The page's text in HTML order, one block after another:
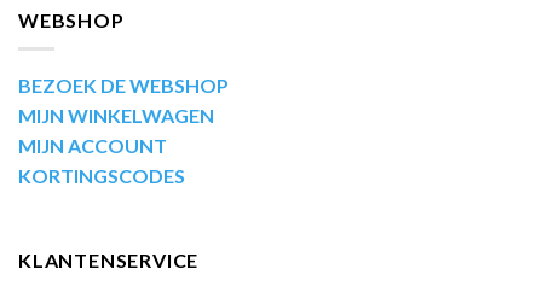
WEBSHOP
BEZOEK DE WEBSHOP
MIJN WINKELWAGEN
MIJN ACCOUNT
KORTINGSCODES
KLANTENSERVICE